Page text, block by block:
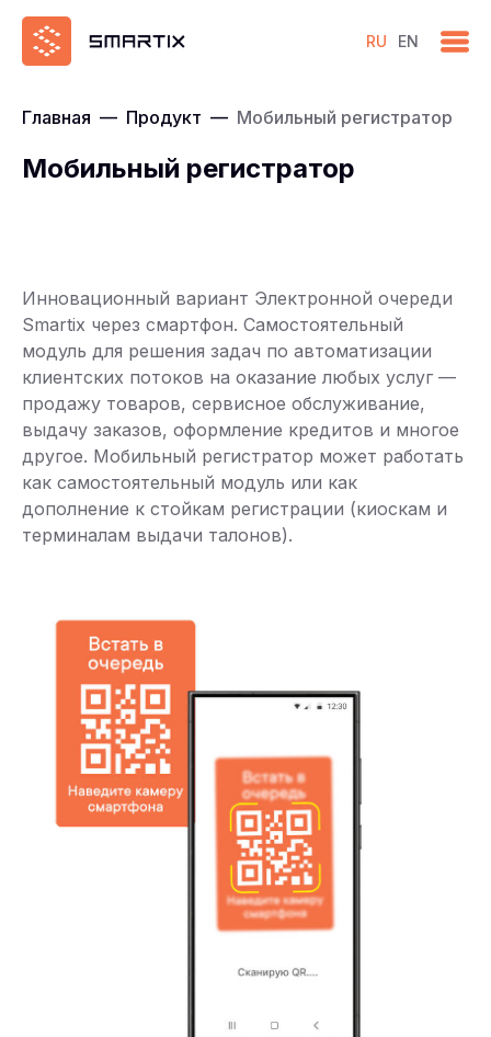
RU EN
Главная — Продукт — Мобильный регистратор
Мобильный регистратор
Инновационный вариант Электронной очереди
Smartix через смартфон. Самостоятельный
модуль для решения задач по автоматизации
клиентских потоков на оказание любых услуг —
продажу товаров, сервисное обслуживание,
выдачу заказов, оформление кредитов и многое
другое. Мобильный регистратор может работать
как самостоятельный модуль или как
дополнение к стойкам регистрации (киоскам и
терминалам выдачи талонов).